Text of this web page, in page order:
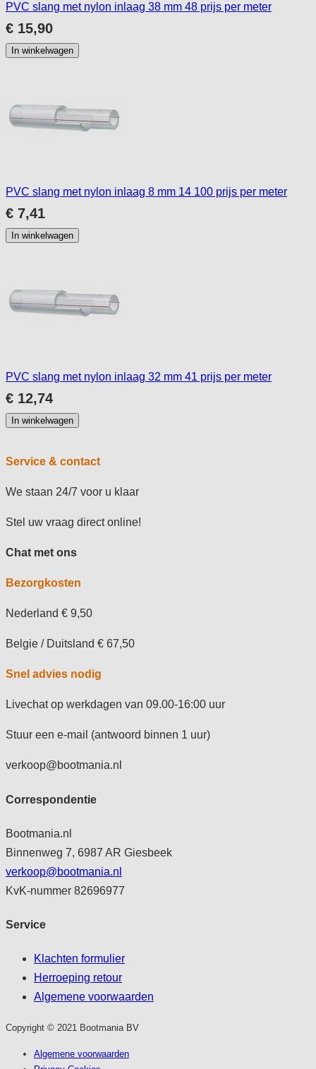
PVC slang met nylon inlaag 38 mm 48 prijs per meter
€ 15,90
In winkelwagen
PVC slang met nylon inlaag 8 mm 14 100 prijs per meter
€ 7,41
In winkelwagen
PVC slang met nylon inlaag 32 mm 41 prijs per meter
€ 12,74
In winkelwagen
Service & contact
We staan 24/7 voor u klaar
Stel uw vraag direct online!
Chat met ons
Bezorgkosten
Nederland € 9,50
Belgie / Duitsland € 67,50
Snel advies nodig
Livechat op werkdagen van 09.00-16:00 uur
Stuur een e-mail (antwoord binnen 1 uur)
verkoop@bootmania.nl
Correspondentie
Bootmania.nl
Binnenweg 7, 6987 AR Giesbeek
verkoop@bootmania.nl
KvK-nummer 82696977
Service
Klachten formulier
Herroeping retour
Algemene voorwaarden
Copyright © 2021 Bootmania BV
Algemene voorwaarden